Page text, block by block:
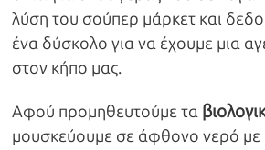
λύση του σούπερ μάρκετ και
ένα δύσκολο για να έχουμε μια
στον κήπο μας.
Αφού προμηθευτούμε τα
μουσκεύουμε σε άφθονο νερό με